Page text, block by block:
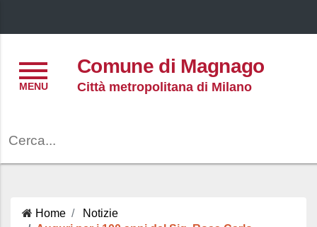
Comune di Magnago
Città metropolitana di Milano
Home
Notizie